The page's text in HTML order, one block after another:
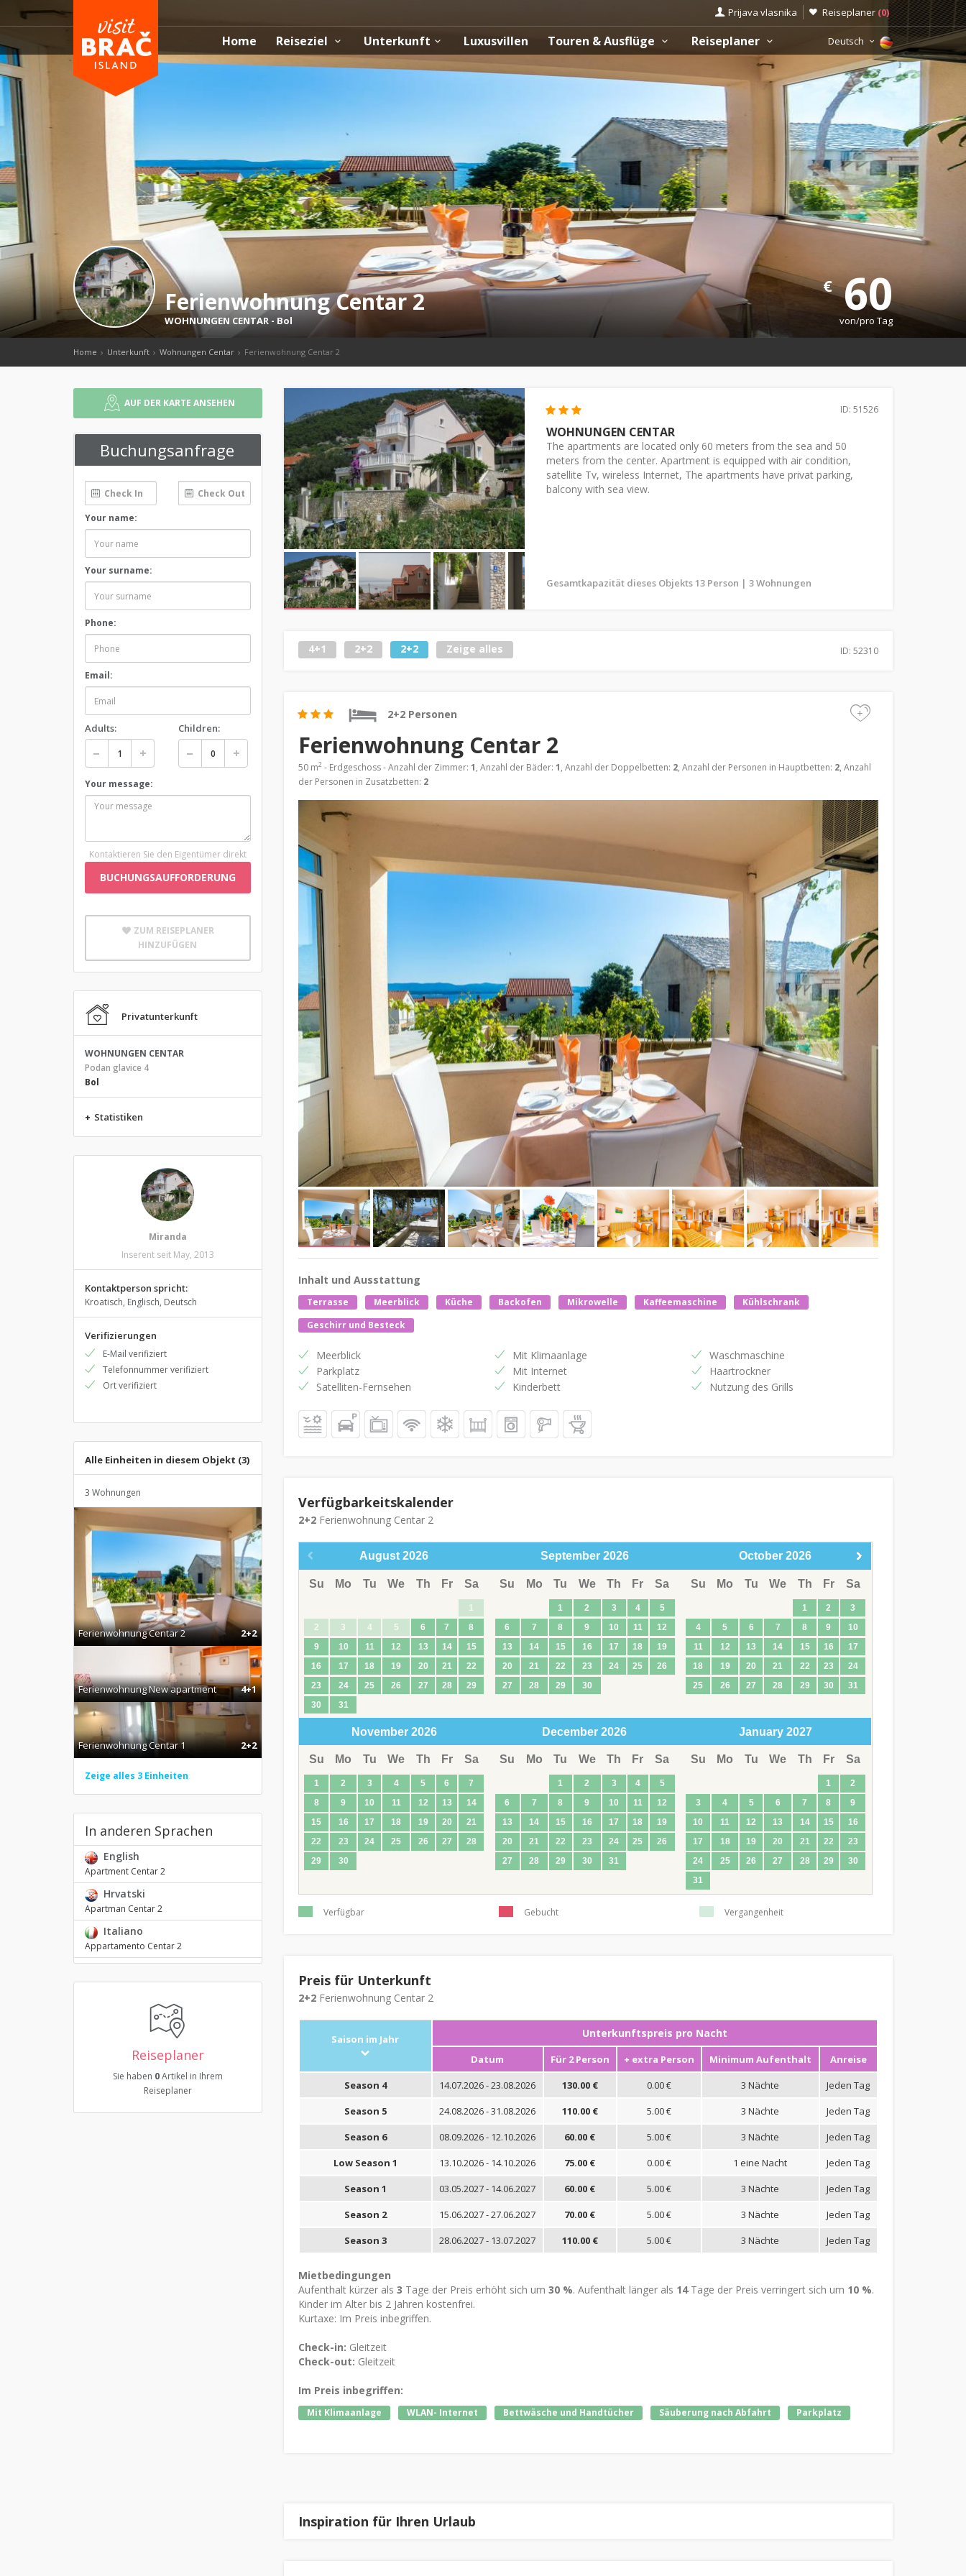
Prijava vlasnika Reiseplaner (0)
Home Reiseziel Unterkunft Luxusvillen Touren & Ausflüge Reiseplaner Deutsch
Ferienwohnung Centar 2
WOHNUNGEN CENTAR - Bol
€60
von/pro Tag
Home Unterkunft Wohnungen Centar Ferienwohnung Centar 2
AUF DER KARTE ANSEHEN
Buchungsanfrage
Your name:
Your surname:
Phone:
Email:
Adults: Children:
Your message:
Kontaktieren Sie den Eigentümer direkt
BUCHUNGSAUFFORDERUNG
ZUM REISEPLANER
HINZUFÜGEN
Privatunterkunft
WOHNUNGEN CENTAR
Podan glavice 4
Bol
+ Statistiken
Miranda
Inserent seit May, 2013
Kontaktperson spricht:
Kroatisch, Englisch, Deutsch
Verifizierungen
E-Mail verifiziert
Telefonnummer verifiziert
Ort verifiziert
Alle Einheiten in diesem Objekt (3)
3 Wohnungen
Ferienwohnung Centar 2 2+2
Ferienwohnung New apartment 4+1
Ferienwohnung Centar 1 2+2
Zeige alles 3 Einheiten
In anderen Sprachen
English
Apartment Centar 2
Hrvatski
Apartman Centar 2
Italiano
Appartamento Centar 2
Reiseplaner
Sie haben 0Artikel in Ihrem
Reiseplaner
ID: 51526
WOHNUNGEN CENTAR
The apartments are located only 60 meters from the sea and 50
meters from the center. Apartment is equipped with air condition,
satellite Tv, wireless Internet, The apartments have privat parking,
balcony with sea view.
Gesamtkapazität dieses Objekts 13 Person | 3 Wohnungen
4+1 2+2 2+2 Zeige alles ID: 52310
2+2 Personen +
Ferienwohnung Centar 2
50 m2 - Erdgeschoss - Anzahl der Zimmer: 1, Anzahl der Bäder: 1, Anzahl der Doppelbetten: 2, Anzahl der Personen in Hauptbetten: 2, Anzahl
der Personen in Zusatzbetten: 2
Inhalt und Ausstattung
Terrasse Meerblick Küche Backofen Mikrowelle Kaffeemaschine
Kühlschrank
Geschirr und Besteck
Meerblick
Parkplatz
Satelliten-Fernsehen
Mit Klimaanlage
Mit Internet
Kinderbett
Waschmaschine
Haartrockner
Nutzung des Grills
Verfügbarkeitskalender
2+2Ferienwohnung Centar 2
August 2026
Su Mo Tu We Th Fr Sa
1
2
3 4 5 6 7
8
9
10 11 12 13 14
15
16
17 18 19 20 21
22
23
24 25 26 27 28
29
30
31
September 2026
Su Mo Tu We Th Fr Sa
1 2 3 4
5
6
7 8 9 10 11
12
13
14 15 16 17 18
19
20
21 22 23 24 25
26
27
28 29 30
October 2026
Su Mo Tu We Th Fr Sa
1 2
3
4
5 6 7 8 9
10
11
12 13 14 15 16
17
18
19 20 21 22 23
24
25
26 27 28 29 30 31
November 2026
Su Mo Tu We Th Fr Sa
1 2 3 4 5 6
7
8
9 10 11 12 13
14
15
16 17 18 19 20
21
22
23 24 25 26 27
28
29
30
December 2026
Su Mo Tu We Th Fr Sa
1 2 3 4
5
6
7 8 9 10 11
12
13
14 15 16 17 18
19
20
21 22 23 24 25
26
27
28 29 30 31
January 2027
Su Mo Tu We Th Fr Sa
1
2
3
4 5 6 7 8
9
10
11 12 13 14 15
16
17
18 19 20 21 22
23
24
25 26 27 28 29
30
31
Verfügbar Gebucht Vergangenheit
Preis für Unterkunft
2+2Ferienwohnung Centar 2
Saison im Jahr Unterkunftspreis pro Nacht
Datum Für 2 Person + extra Person Minimum Aufenthalt
Anreise
Season 4
14.07.2026 - 23.08.2026 130.00 € 0.00 € 3 Nächte
Jeden Tag
Season 5
24.08.2026 - 31.08.2026 110.00 € 5.00 € 3 Nächte
Jeden Tag
Season 6
08.09.2026 - 12.10.2026 60.00 € 5.00 € 3 Nächte
Jeden Tag
Low Season 1
13.10.2026 - 14.10.2026 75.00 € 0.00 € 1 eine Nacht
Jeden Tag
Season 1
03.05.2027 - 14.06.2027 60.00 € 5.00 € 3 Nächte
Jeden Tag
Season 2
15.06.2027 - 27.06.2027 70.00 € 5.00 € 3 Nächte
Jeden Tag
Season 3
28.06.2027 - 13.07.2027 110.00 € 5.00 € 3 Nächte Jeden Tag
Mietbedingungen
Aufenthalt kürzer als 3 Tage der Preis erhöht sich um 30 %. Aufenthalt länger als 14Tage der Preis verringert sich um 10 %.
Kinder im Alter bis 2 Jahren kostenfrei.
Kurtaxe: Im Preis inbegriffen.
Check-in: Gleitzeit
Check-out: Gleitzeit
Im Preis inbegriffen:
Mit Klimaanlage WLAN- Internet Bettwäsche und Handtücher Säuberung nach Abfahrt Parkplatz
Inspiration für Ihren Urlaub